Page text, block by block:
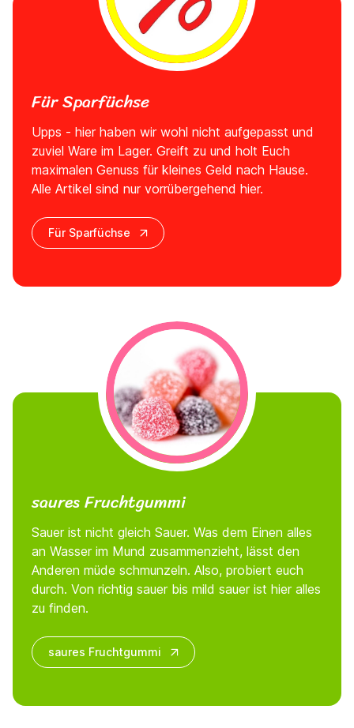
Für Sparfüchse
Upps - hier haben wir wohl nicht aufgepasst und
zuviel Ware im Lager. Greift zu und holt Euch
maximalen Genuss für kleines Geld nach Hause.
Alle Artikel sind nur vorrübergehend hier.
Für Sparfüchse
saures Fruchtgummi
Sauer ist nicht gleich Sauer. Was dem Einen alles
an Wasser im Mund zusammenzieht, lässt den
Anderen müde schmunzeln. Also, probiert euch
durch. Von richtig sauer bis mild sauer ist hier alles
zu finden.
saures Fruchtgummi